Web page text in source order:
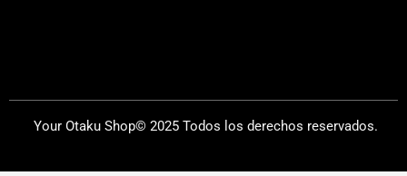
Your Otaku Shop© 2025 Todos los derechos reservados.